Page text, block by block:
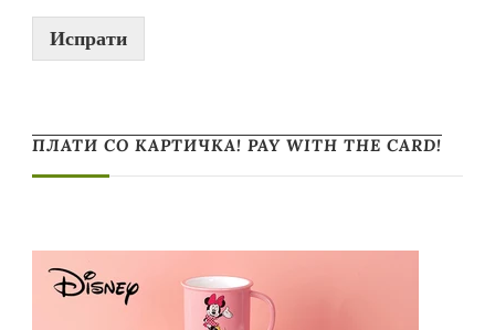
Испрати
ПЛАТИ СО КАРТИЧКА! PAY WITH THE CARD!